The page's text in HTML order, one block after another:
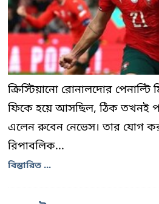
ক্রিস্টিয়ানো রোনালদোর পেনাল্টি
ফিকে হয়ে আসছিল, ঠিক তখনই
এলেন রুবেন নেভেস। তার যোগ
রিপাবলিক...
বিস্তারিত ...